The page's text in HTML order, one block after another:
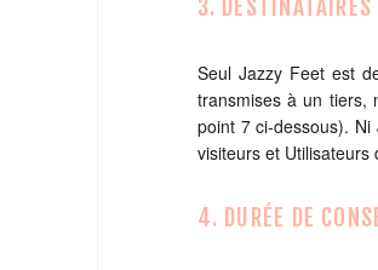
3. DESTINATAIRES
Seul Jazzy Feet est
transmises à un tiers,
point 7 ci-dessous).
visiteurs et Utilisateurs
4. DURÉE DE